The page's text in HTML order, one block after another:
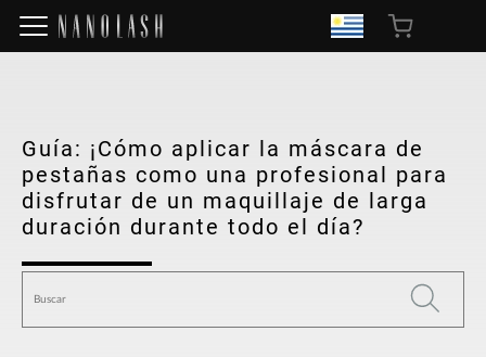
Guía: ¡Cómo aplicar la máscara de
pestañas como una profesional para
disfrutar de un maquillaje de larga
duración durante todo el día?